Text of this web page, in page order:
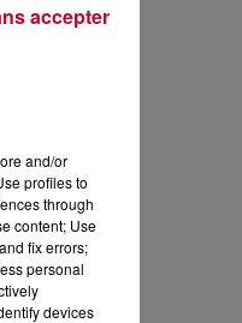
and/or
profiles to
through
content; Use
fix errors;
personal
devices
accepter